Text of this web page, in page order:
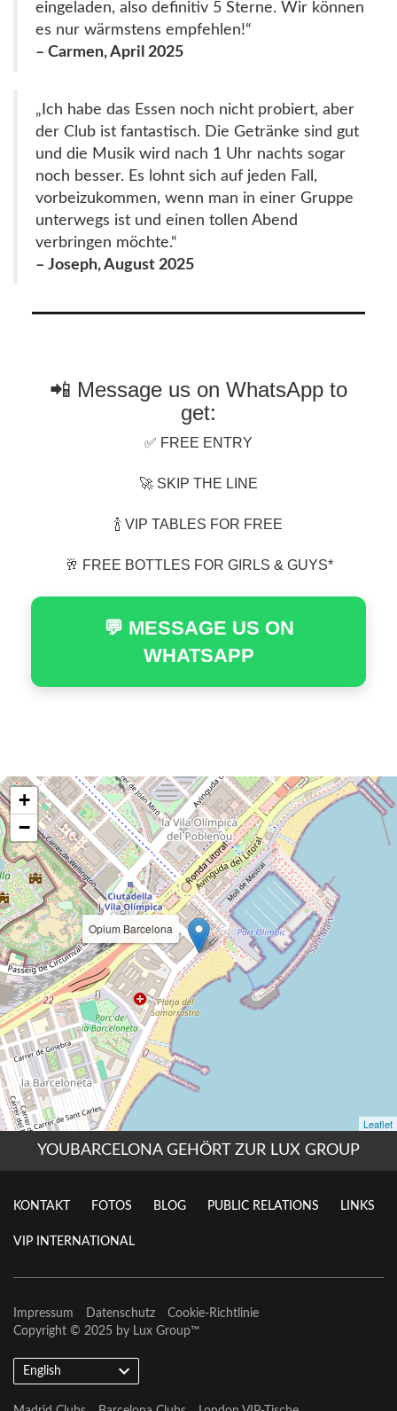
eingeladen, also definitiv 5 Sterne. Wir können
es nur wärmstens empfehlen!“
– Carmen, April 2025
„Ich habe das Essen noch nicht probiert, aber
der Club ist fantastisch. Die Getränke sind gut
und die Musik wird nach 1 Uhr nachts sogar
noch besser. Es lohnt sich auf jeden Fall,
vorbeizukommen, wenn man in einer Gruppe
unterwegs ist und einen tollen Abend
verbringen möchte.“
– Joseph, August 2025
📲 Message us on WhatsApp to
get:
✅ FREE ENTRY
🚀 SKIP THE LINE
🍾 VIP TABLES FOR FREE
🥂 FREE BOTTLES FOR GIRLS & GUYS*
💬 MESSAGE US ON
WHATSAPP
YOUBARCELONA GEHÖRT ZUR LUX GROUP
KONTAKT FOTOS BLOG PUBLIC RELATIONS LINKS
VIP INTERNATIONAL
Impressum Datenschutz
Cookie-Richtlinie
Copyright © 2025 by Lux Group™
English